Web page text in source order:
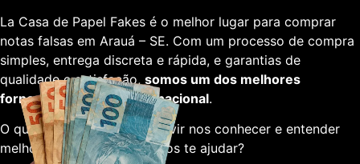
La Casa de Papel Fakes é o melhor lugar para comprar
notas falsas em Arauá – SE. Com um processo de compra
simples, entrega discreta e rápida, e garantias de
qualidade e satisfação, somos um dos melhores
fornecedores em escala nacional.
O que está esperando para vir nos conhecer e entender
melhor sobre como podemos te ajudar?